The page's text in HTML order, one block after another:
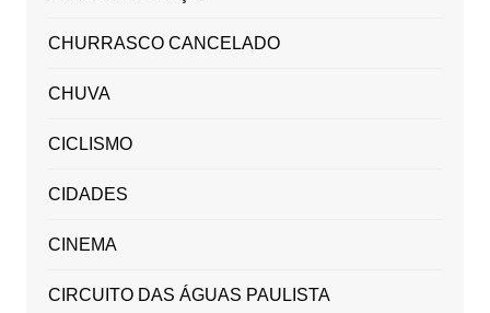
CHURRASCO CANCELADO
CHUVA
CICLISMO
CIDADES
CINEMA
CIRCUITO DAS ÁGUAS PAULISTA